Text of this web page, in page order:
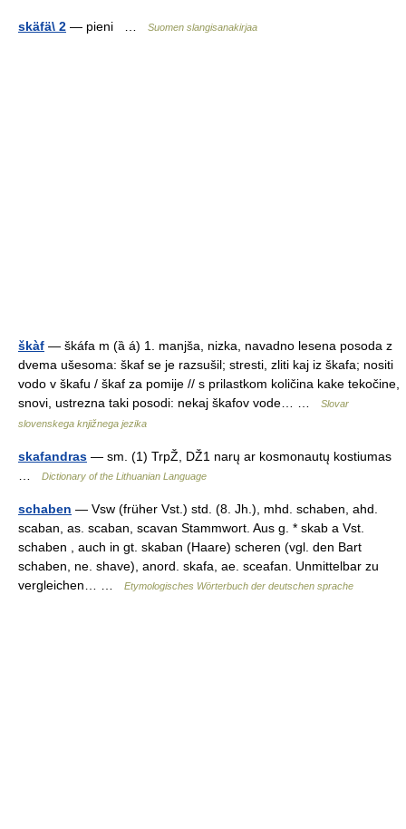
skäfä\ 2 — pieni … Suomen slangisanakirjaa
škàf — škáfa m (ȁ á) 1. manjša, nizka, navadno lesena posoda z
dvema ušesoma: škaf se je razsušil; stresti, zliti kaj iz škafa; nositi
vodo v škafu / škaf za pomije // s prilastkom količina kake tekočine,
snovi, ustrezna taki posodi: nekaj škafov vode… …
Slovar
slovenskega knjižnega jezika
skafandras — sm. (1) TrpŽ, DŽ1 narų ar kosmonautų kostiumas
Dictionary of the Lithuanian Language
schaben — Vsw (früher Vst.) std. (8. Jh.), mhd. schaben, ahd.
scaban, as. scaban, scavan Stammwort. Aus g. * skab a Vst.
schaben , auch in gt. skaban (Haare) scheren (vgl. den Bart
schaben, ne. shave), anord. skafa, ae. sceafan. Unmittelbar zu
vergleichen… …
Etymologisches Wörterbuch der deutschen sprache